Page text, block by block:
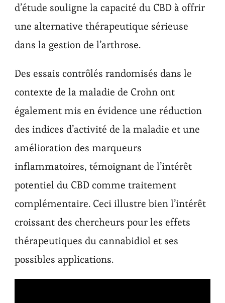
d’étude souligne la capacité du CBD à offrir
une alternative thérapeutique sérieuse
dans la gestion de l’arthrose.
Des essais contrôlés randomisés dans le
contexte de la maladie de Crohn ont
également mis en évidence une réduction
des indices d’activité de la maladie et une
amélioration des marqueurs
inflammatoires, témoignant de l’intérêt
potentiel du CBD comme traitement
complémentaire. Ceci illustre bien l’intérêt
croissant des chercheurs pour les effets
thérapeutiques du cannabidiol et ses
possibles applications.